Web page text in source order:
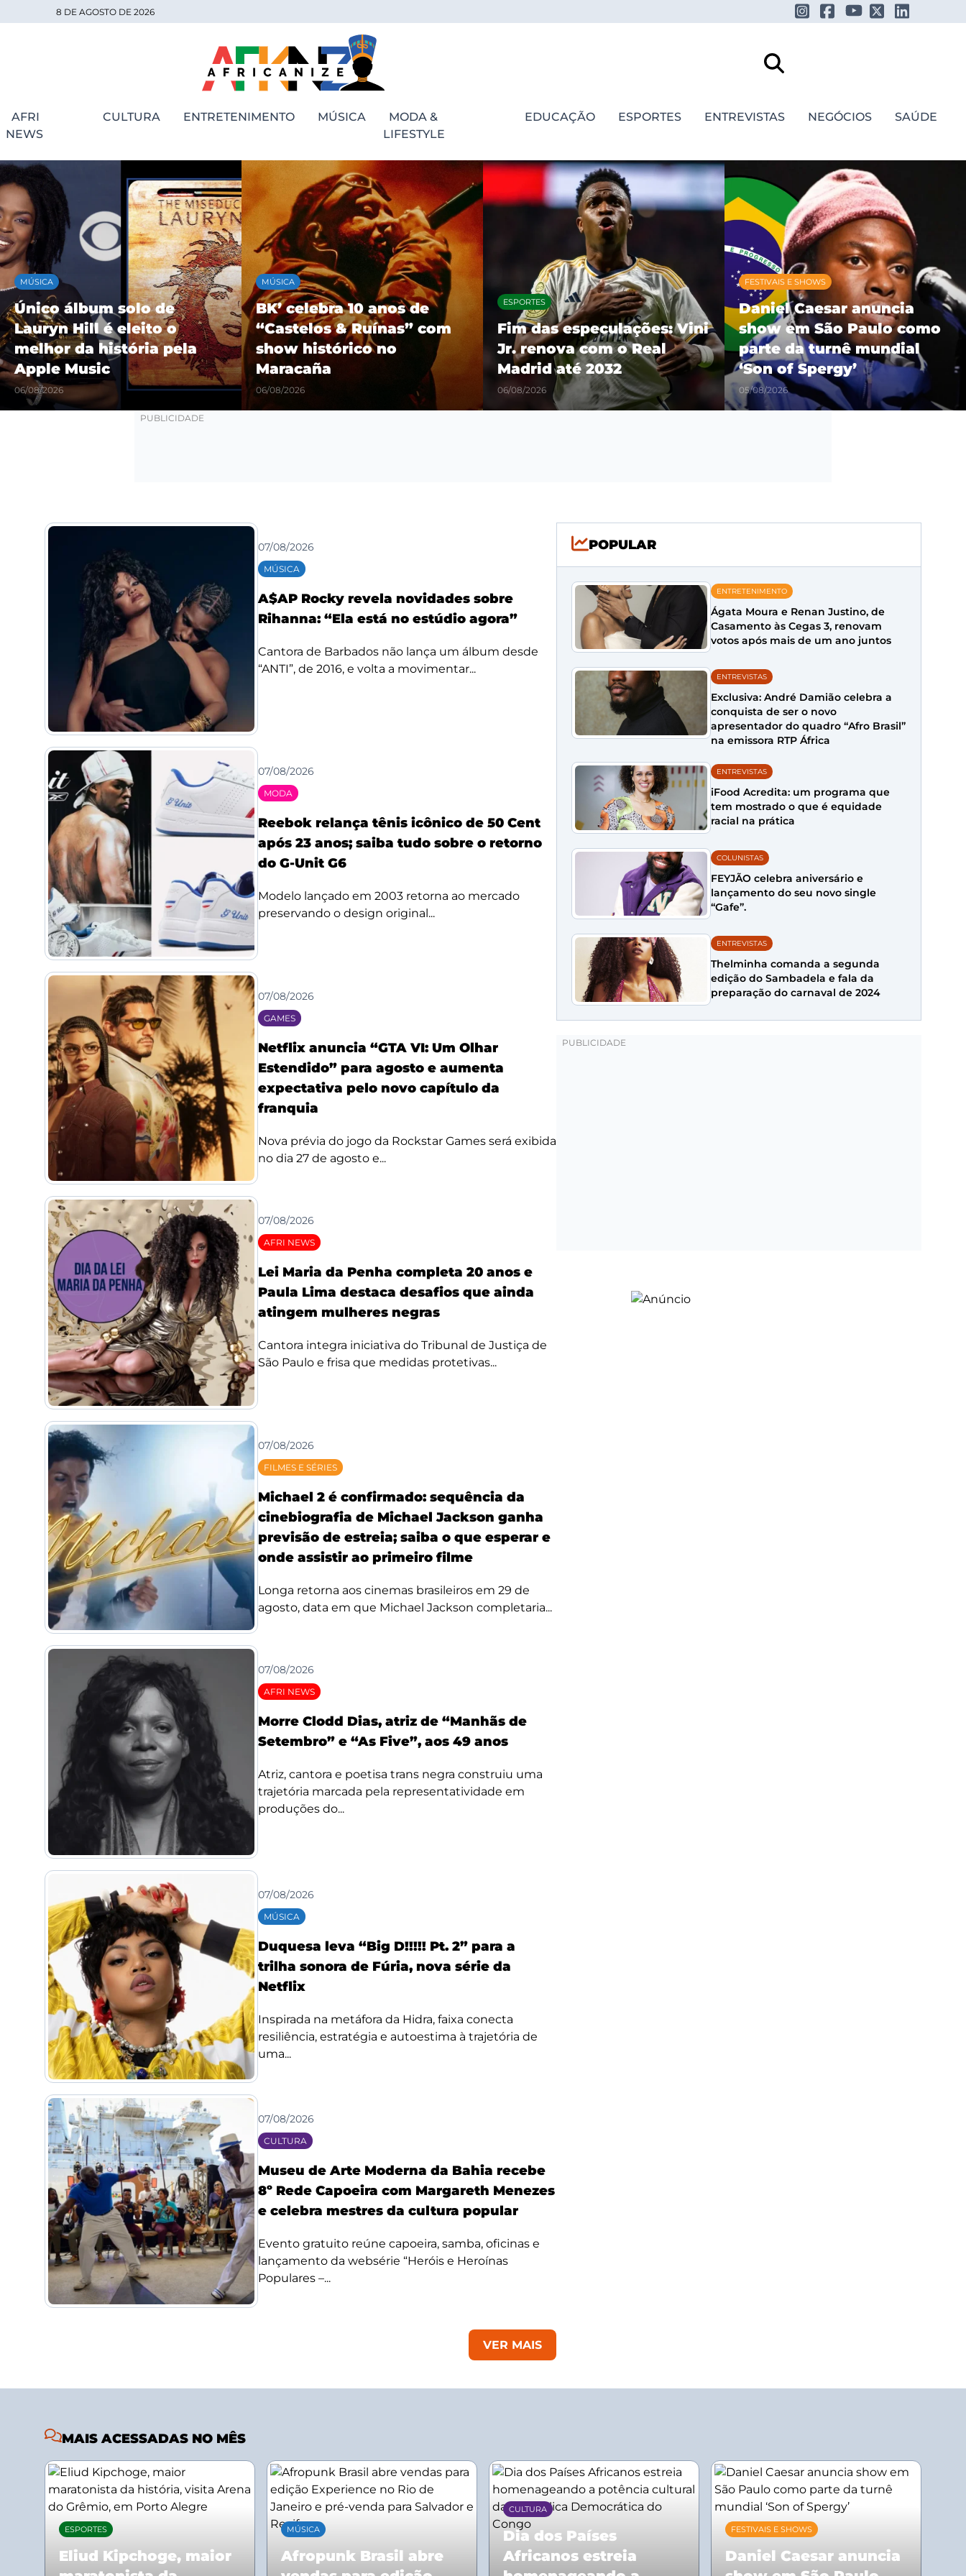
8 DE AGOSTO DE 2026
AFRI
NEWS
CULTURA ENTRETENIMENTO MÚSICA
MODA &
LIFESTYLE
EDUCAÇÃO ESPORTES ENTREVISTAS NEGÓCIOS SAÚDE
MÚSICA
Único álbum solo de
Lauryn Hill é eleito o
melhor da história pela
Apple Music
06/08/2026
MÚSICA
BK’ celebra 10 anos de
“Castelos & Ruínas” com
show histórico no
Maracaña
06/08/2026
ESPORTES
Fim das especulações: Vini
Jr. renova com o Real
Madrid até 2032
06/08/2026
FESTIVAIS E SHOWS
Daniel Caesar anuncia
show em São Paulo como
parte da turnê mundial
‘Son of Spergy’
05/08/2026
07/08/2026
MÚSICA
A$AP Rocky revela novidades sobre
Rihanna: “Ela está no estúdio agora”
Cantora de Barbados não lança um álbum desde
“ANTI”, de 2016, e volta a movimentar...
07/08/2026
MODA
Reebok relança tênis icônico de 50 Cent
após 23 anos; saiba tudo sobre o retorno
do G-Unit G6
Modelo lançado em 2003 retorna ao mercado
preservando o design original...
07/08/2026
GAMES
Netflix anuncia “GTA VI: Um Olhar
Estendido” para agosto e aumenta
expectativa pelo novo capítulo da
franquia
Nova prévia do jogo da Rockstar Games será exibida
no dia 27 de agosto e...
07/08/2026
AFRI NEWS
Lei Maria da Penha completa 20 anos e
Paula Lima destaca desafios que ainda
atingem mulheres negras
Cantora integra iniciativa do Tribunal de Justiça de
São Paulo e frisa que medidas protetivas...
07/08/2026
FILMES E SÉRIES
Michael 2 é confirmado: sequência da
cinebiografia de Michael Jackson ganha
previsão de estreia; saiba o que esperar e
onde assistir ao primeiro filme
Longa retorna aos cinemas brasileiros em 29 de
agosto, data em que Michael Jackson completaria...
07/08/2026
AFRI NEWS
Morre Clodd Dias, atriz de “Manhãs de
Setembro” e “As Five”, aos 49 anos
Atriz, cantora e poetisa trans negra construiu uma
trajetória marcada pela representatividade em
produções do...
07/08/2026
MÚSICA
Duquesa leva “Big D!!!!! Pt. 2” para a
trilha sonora de Fúria, nova série da
Netflix
Inspirada na metáfora da Hidra, faixa conecta
resiliência, estratégia e autoestima à trajetória de
uma...
07/08/2026
CULTURA
Museu de Arte Moderna da Bahia recebe
8º Rede Capoeira com Margareth Menezes
e celebra mestres da cultura popular
Evento gratuito reúne capoeira, samba, oficinas e
lançamento da websérie “Heróis e Heroínas
Populares –...
VER MAIS
POPULAR
ENTRETENIMENTO
Ágata Moura e Renan Justino, de
Casamento às Cegas 3, renovam
votos após mais de um ano juntos
ENTREVISTAS
Exclusiva: André Damião celebra a
conquista de ser o novo
apresentador do quadro “Afro Brasil”
na emissora RTP África
ENTREVISTAS
iFood Acredita: um programa que
tem mostrado o que é equidade
racial na prática
COLUNISTAS
FEYJÃO celebra aniversário e
lançamento do seu novo single
“Gafe”.
ENTREVISTAS
Thelminha comanda a segunda
edição do Sambadela e fala da
preparação do carnaval de 2024
MAIS ACESSADAS NO MÊS
ESPORTES
Eliud Kipchoge, maior
MÚSICA
Afropunk Brasil abre
CULTURA
Dia dos Países
Africanos estreia
FESTIVAIS E SHOWS
Daniel Caesar anuncia